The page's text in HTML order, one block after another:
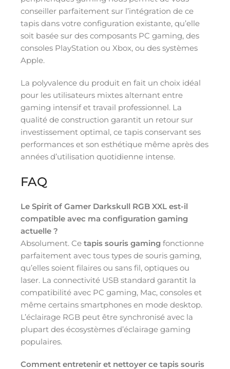
conseiller parfaitement sur l’intégration de ce
tapis dans votre configuration existante, qu’elle
soit basée sur des composants PC gaming, des
consoles PlayStation ou Xbox, ou des systèmes
Apple.
La polyvalence du produit en fait un choix idéal
pour les utilisateurs mixtes alternant entre
gaming intensif et travail professionnel. La
qualité de construction garantit un retour sur
investissement optimal, ce tapis conservant ses
performances et son esthétique même après des
années d’utilisation quotidienne intense.
FAQ
Le Spirit of Gamer Darkskull RGB XXL est-il
compatible avec ma configuration gaming
actuelle ?
Absolument. Ce tapis souris gaming fonctionne
parfaitement avec tous types de souris gaming,
qu’elles soient filaires ou sans fil, optiques ou
laser. La connectivité USB standard garantit la
compatibilité avec PC gaming, Mac, consoles et
même certains smartphones en mode desktop.
L’éclairage RGB peut être synchronisé avec la
plupart des écosystèmes d’éclairage gaming
populaires.
Comment entretenir et nettoyer ce tapis souris